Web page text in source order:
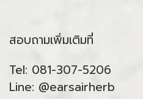
สอบถามเพิ่มเติมที่
Tel: 081-307-5206
Line: @earsairherb